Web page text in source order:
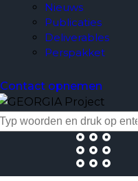
Nieuws
Publicaties
Deliverables
Perspakket
Contact opnemen